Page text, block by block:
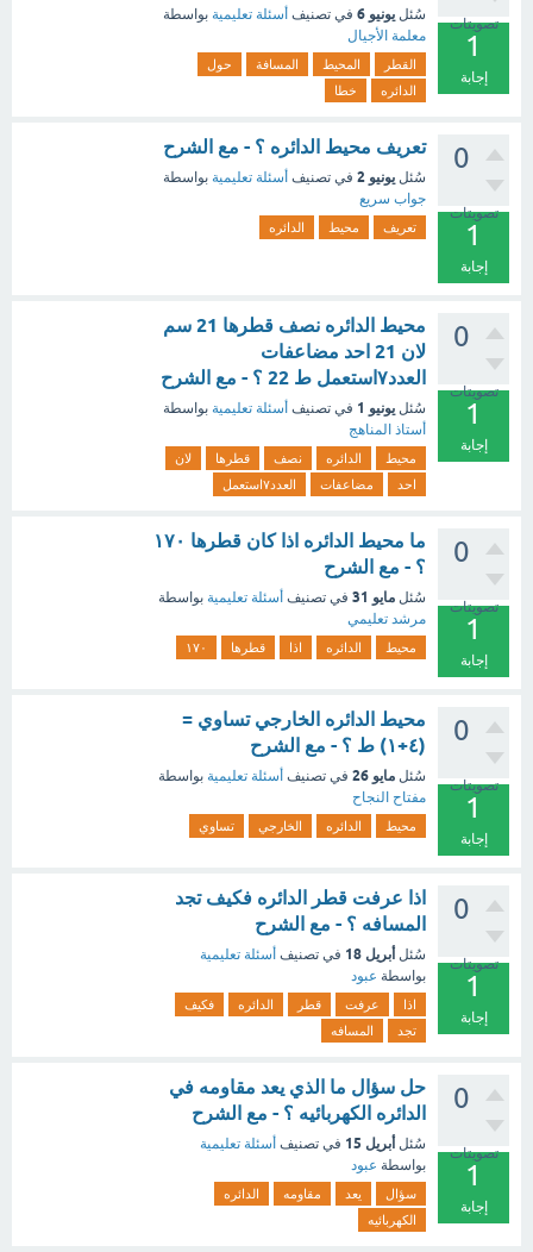
تصويتات
1
إجابة
سُئل يونيو 6 في تصنيف أسئلة تعليمية بواسطة
معلمة الأجيال
القطر المحيط المسافة
حول
الدائره
خطا
0
تصويتات
1
إجابة
تعريف محيط الدائره ؟ - مع الشرح
سُئل يونيو 2 في تصنيف أسئلة تعليمية بواسطة
جواب سريع
تعريف محيط الدائره
0
تصويتات
1
إجابة
محيط الدائره نصف قطرها 21 سم
لان 21 احد مضاعفات
العدد٧استعمل ط 22 ؟ - مع الشرح
سُئل يونيو 1 في تصنيف أسئلة تعليمية بواسطة
أستاذ المناهج
محيط الدائره نصف قطرها
لان
احد
مضاعفات العدد٧استعمل
0
تصويتات
1
إجابة
‏‏ما محيط الدائره اذا كان قطرها ١٧٠
؟ - مع الشرح
سُئل مايو 31 في تصنيف أسئلة تعليمية بواسطة
مرشد تعليمي
محيط الدائره اذا قطرها ١٧٠
0
تصويتات
1
إجابة
محيط الدائره الخارجي تساوي =
(٤+١) ط ؟ - مع الشرح
سُئل مايو 26 في تصنيف أسئلة تعليمية بواسطة
مفتاح النجاح
محيط الدائره الخارجي تساوي
0
تصويتات
1
إجابة
اذا عرفت قطر الدائره فكيف تجد
المسافه ؟ - مع الشرح
سُئل أبريل 18 في تصنيف أسئلة تعليمية
بواسطة عبود
اذا عرفت قطر الدائره
فكيف
تجد
المسافه
0
تصويتات
1
إجابة
حل سؤال ما الذي يعد مقاومه في
الدائره الكهربائيه ؟ - مع الشرح
سُئل أبريل 15 في تصنيف أسئلة تعليمية
بواسطة عبود
سؤال يعد مقاومه
الدائره
الكهربائيه